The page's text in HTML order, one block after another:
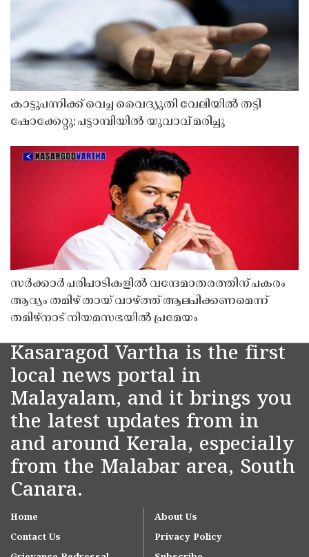
കാട്ടുപന്നിക്ക് വെച്ച വൈദ്യുതി വേലിയിൽ തട്ടി
ഷോക്കേറ്റു; പട്ടാമ്പിയിൽ യുവാവ് മരിച്ചു
സർക്കാർ പരിപാടികളിൽ വന്ദേമാതരത്തിന് പകരം
ആദ്യം തമിഴ് തായ് വാഴ്ത്ത് ആലപിക്കണമെന്ന്
തമിഴ്നാട് നിയമസഭയിൽ പ്രമേയം
Kasaragod Vartha is the first
local news portal in
Malayalam, and it brings you
the latest updates from in
and around Kerala, especially
from the Malabar area, South
Canara.
Home
About Us
Contact Us
Privacy Policy